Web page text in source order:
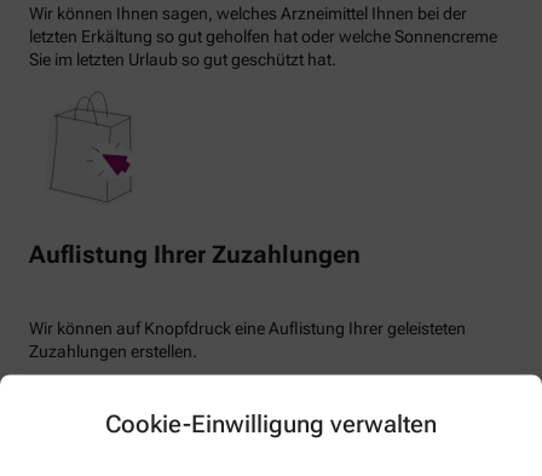
Cookie-Einwilligung verwalten
Wir können Ihnen sagen, welches Arzneimittel Ihnen bei der
letzten Erkältung so gut geholfen hat oder welche Sonnencreme
Sie im letzten Urlaub so gut geschützt hat.
Auflistung Ihrer Zuzahlungen
Wir können auf Knopfdruck eine Auflistung Ihrer geleisteten
Zuzahlungen erstellen.